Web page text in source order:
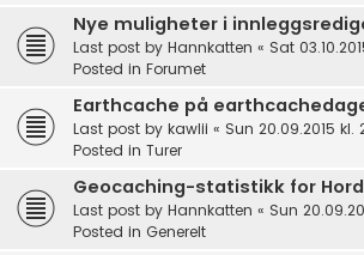
Nye muligheter i
Last post by Hannkatten « Sat
Posted in Forumet
Earthcache på
Last post by kawlii « Sun 20.09.2015 kl.
Posted in Turer
Geocaching-statistikk for
Last post by Hannkatten « Sun
Posted in Generelt